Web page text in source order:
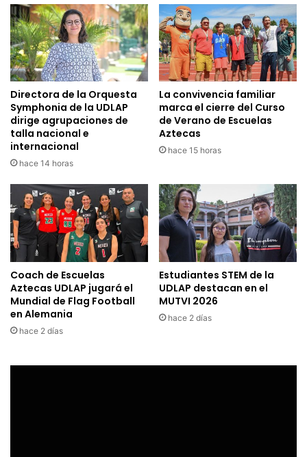
Directora de la Orquesta
Symphonia de la UDLAP
dirige agrupaciones de
talla nacional e
internacional
hace 14 horas
La convivencia familiar
marca el cierre del Curso
de Verano de Escuelas
Aztecas
hace 15 horas
Coach de Escuelas
Aztecas UDLAP jugará el
Mundial de Flag Football
en Alemania
hace 2 días
Estudiantes STEM de la
UDLAP destacan en el
MUTVI 2026
hace 2 días